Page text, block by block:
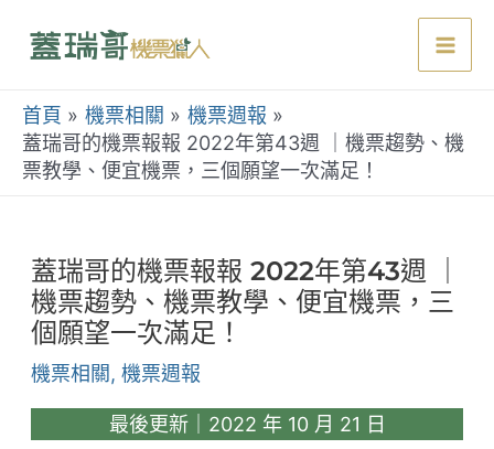
首頁 機票相關
機票週報
蓋瑞哥的機票報報 2022年第43週 ｜機票趨勢、機
票教學、便宜機票，三個願望一次滿足！
蓋瑞哥的機票報報 2022年第43週 ｜
機票趨勢、機票教學、便宜機票，三
個願望一次滿足！
機票相關, 機票週報
最後更新｜2022 年 10 月 21 日